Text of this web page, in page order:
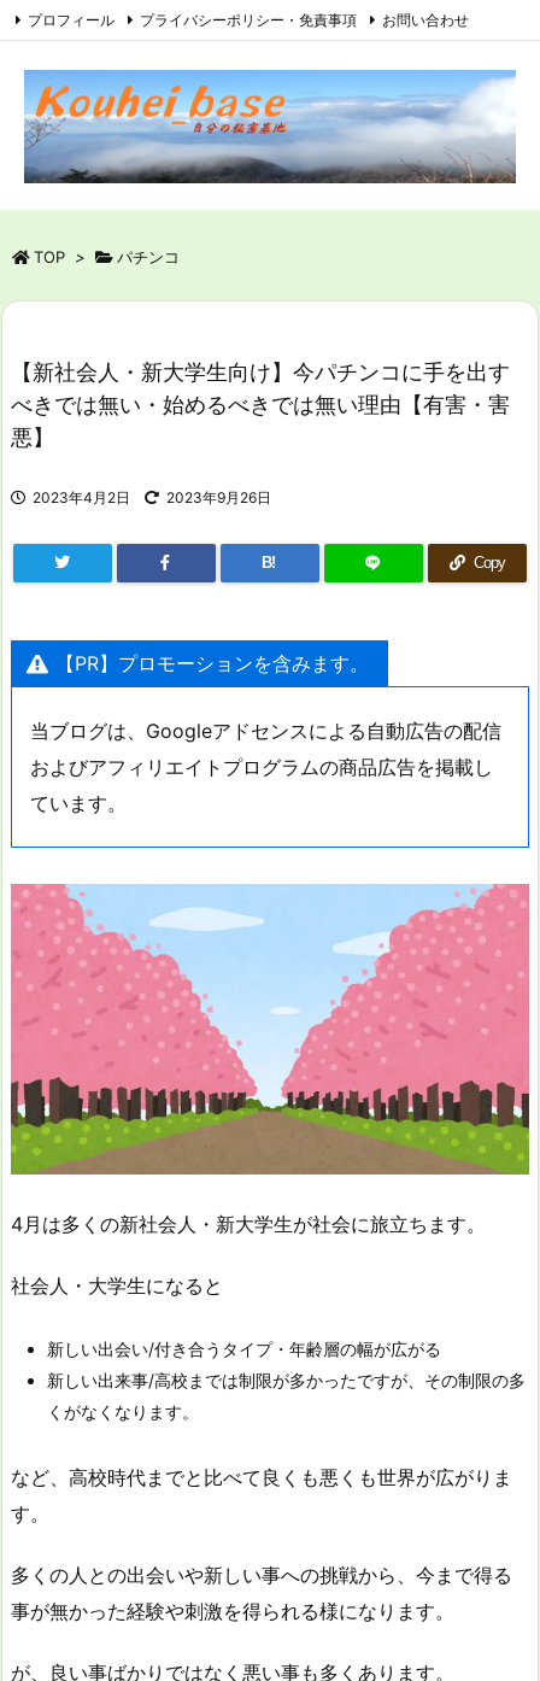
プロフィール プライバシーポリシー・免責事項 お問い合わせ
TOP > パチンコ
【新社会人・新大学生向け】今パチンコに手を出す
べきでは無い・始めるべきでは無い理由【有害・害
悪】
2023年4月2日 2023年9月26日
B! Copy
【PR】プロモーションを含みます。
当ブログは、Googleアドセンスによる自動広告の配信
およびアフィリエイトプログラムの商品広告を掲載し
ています。
4月は多くの新社会人・新大学生が社会に旅立ちます。
社会人・大学生になると
新しい出会い/付き合うタイプ・年齢層の幅が広がる
新しい出来事/高校までは制限が多かったですが、その制限の多
くがなくなります。
など、高校時代までと比べて良くも悪くも世界が広がりま
す。
多くの人との出会いや新しい事への挑戦から、今まで得る
事が無かった経験や刺激を得られる様になります。
が、良い事ばかりではなく悪い事も多くあります。